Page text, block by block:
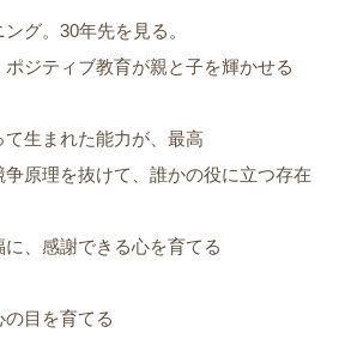
グ。30年先を見る。
ポジティブ教育が親と子を輝かせる
生まれた能力が、最高
争原理を抜けて、誰かの役に立つ存在
に、感謝できる心を育てる
の目を育てる